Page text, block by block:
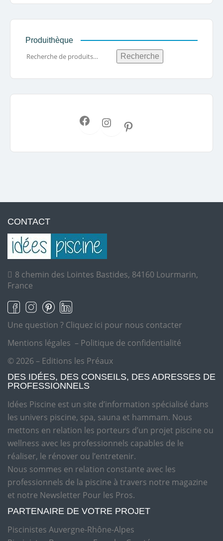
Produithèque
Recherche
CONTACT
8 chemin des Lointes Bastides, 84160 Lourmarin,
France
Une question ? Cliquez ici pour nous contacter
Mentions légales – Politique de confidentialité
© 2026 – Editions les Préaux
DES IDÉES, DES CONSEILS, DES ADRESSES DE
PROFESSIONNELS
Idées Piscine est un site d’information spécialisé dans
les univers piscine, spa, sauna et hammam. Nous
mettons en relation les porteurs d’un projet piscine ou
wellness avec les professionnels capables de le
réaliser, le rénover ou l’entretenir.
Nous sommes en relation constante avec les
professionnels de la piscine à travers notre magazine
et notre Newsletter Pour les Pros.
PARTENAIRE DE VOTRE PROJET
Piscinistes Auvergne-Rhône-Alpes